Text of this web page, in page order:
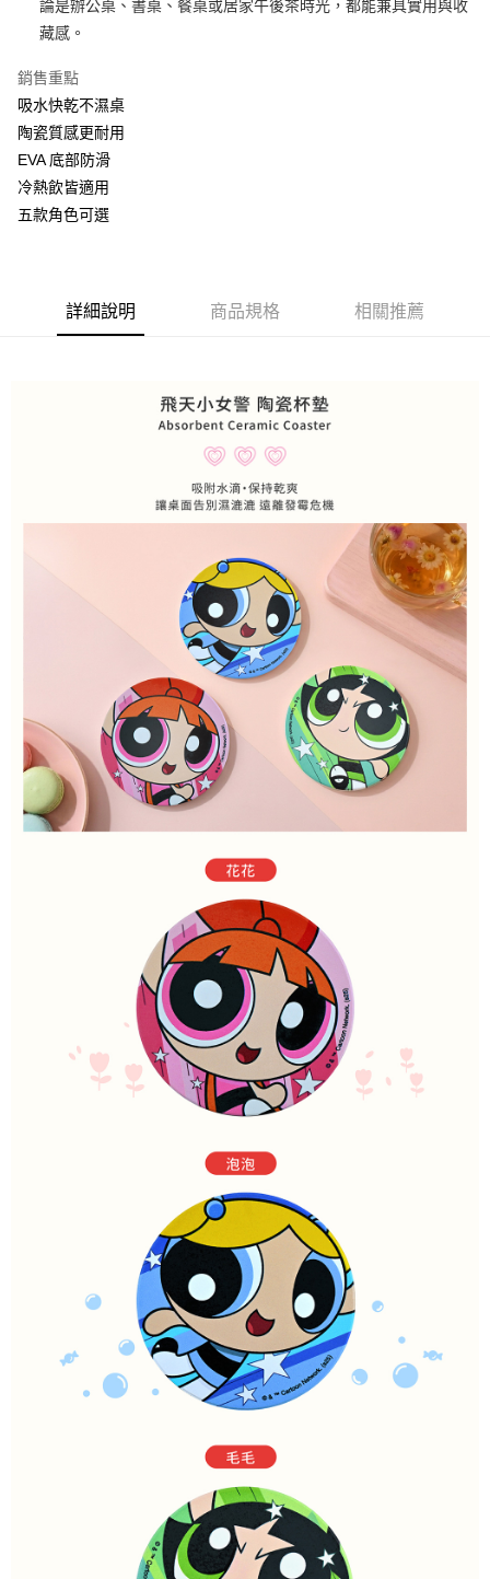
AFTEE先享後付
相關說明
AFTEE先享後付是「在收到商品之後才付款」的支付方式。 讓您購物簡單
便利好安心！
１．簡單：不需註冊會員、不需綁卡、不需儲值。
２．便利：只要手機號碼，簡訊認證，即可結帳。
３．安心：先確認商品／服務後，再付款。
１．於結帳方式選擇「AFTEE先享後付」後，將跳轉至「AFTEE先享後付」
ATM／網路銀行／等多元方式進行付款，方視為交易完成。
※ 請注意：結帳手續完成當下不需立刻繳費，但若您需要取消訂單，請聯絡
購買商品的店家。未經商家同意取消之訂單仍視為有效，需透過AFTEE先享
是否繳費成功／繳費後需取消欲退款等相關疑問，請聯繫「AFTEE先享後付
https://netprotections.freshdesk.com/support/home
易，需依本服務之必要範圍內提供個人資料，並將交易相關給付款項請求債
３．未成年的使用者請事先徵得法定代理人或監護人之同意方可使用
「AFTEE先享後付」，若未經同意申辦者引起之損失，本公司不負相關責
４．使用「AFTEE先享後付」時，將依據個別帳號之用戶狀況，依本公司即
時審查核予不同之上限額度；若仍有額度不足之情形，本公司將視審查結果
請求用戶進行身份認證。
５．嚴禁一人註冊多個帳號或使用他人資訊註冊。若發現惡意使用之情形，
恩沛科技股份有限公司將有權停止該用戶之使用額度並採取法律行動。
ATM付款
運送方式
全家付款取貨
每筆NT$60，滿NT$499(含以上)免運費
7-11付款取貨
每筆NT$60，滿NT$499(含以上)免運費
每筆NT$60，滿NT$499(含以上)免運費
每筆NT$120，滿NT$499(含以上)免運費
海外宅配 查看運費
論是辦公桌、書桌、餐桌或居家午後茶時光，都能兼具實用與收
藏感。
銷售重點
吸水快乾不濕桌
陶瓷質感更耐用
EVA 底部防滑
冷熱飲皆適用
五款角色可選
詳細說明 商品規格 相關推薦